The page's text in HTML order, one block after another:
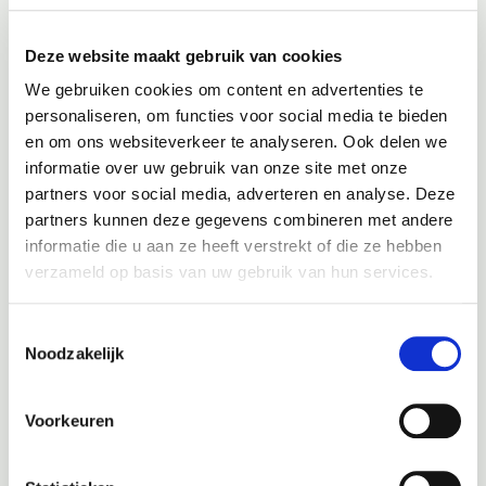
Deze website maakt gebruik van cookies
We gebruiken cookies om content en advertenties te
personaliseren, om functies voor social media te bieden
en om ons websiteverkeer te analyseren. Ook delen we
informatie over uw gebruik van onze site met onze
partners voor social media, adverteren en analyse. Deze
partners kunnen deze gegevens combineren met andere
informatie die u aan ze heeft verstrekt of die ze hebben
verzameld op basis van uw gebruik van hun services.
Noodzakelijk
Voorkeuren
Erkend BOVAG
garagebedrijf
in Nieuw-Weerdinge is een erkend
BOVAG bedrijf. Dit heeft als voordeel dat u bij ons
BOVAG
onderhoud aan uw auto. Daarnaast weet u zeker dat de
werkzaamheden uitvoert worden door goed opgeleide